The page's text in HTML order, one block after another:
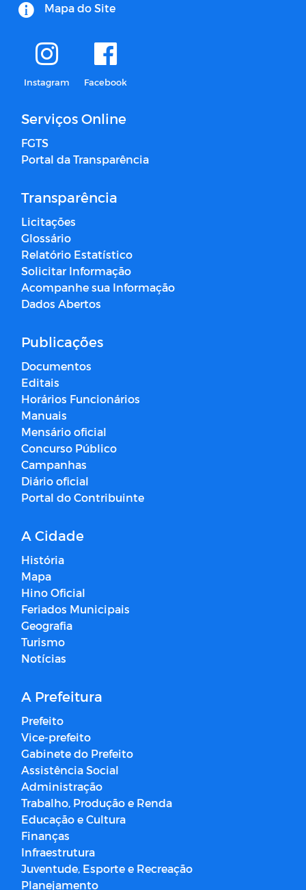
Mapa do Site
Instagram Facebook
Serviços Online
FGTS
Portal da Transparência
Transparência
Licitações
Glossário
Relatório Estatístico
Solicitar Informação
Acompanhe sua Informação
Dados Abertos
Publicações
Documentos
Editais
Horários Funcionários
Manuais
Mensário oficial
Concurso Público
Campanhas
Diário oficial
Portal do Contribuinte
A Cidade
História
Mapa
Hino Oficial
Feriados Municipais
Geografia
Turismo
Notícias
A Prefeitura
Prefeito
Vice-prefeito
Gabinete do Prefeito
Assistência Social
Administração
Trabalho, Produção e Renda
Educação e Cultura
Finanças
Infraestrutura
Juventude, Esporte e Recreação
Planejamento